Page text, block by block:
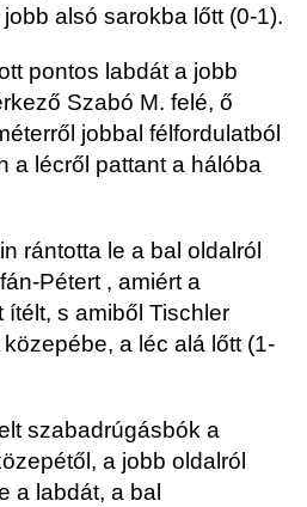
alsó sarokba lőtt (0-1).
pontos labdát a jobb
Szabó M. felé, ő
jobbal félfordulatból
a lécről pattant a hálóba
rántotta le a bal oldalról
Pétert, amiért a
s amiből Tischler
a léc alá lőtt (1-
szabadrúgásbók a
a jobb oldalról
a labdát, a bal